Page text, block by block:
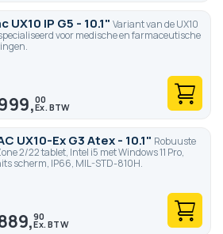
UX10 IP G5 - 10.1" Variant van de UX10
voor medische en farmaceutische
00
UX10-Ex G3 Atex - 10.1" Robuuste
2/22 tablet, Intel i5 met Windows 11 Pro,
scherm, IP66, MIL-STD-810H.
90